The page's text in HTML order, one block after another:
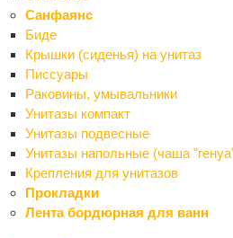
Санфаянс
Биде
Крышки (сиденья) на унитаз
Писсуары
Раковины, умывальники
Унитазы компакт
Унитазы подвесные
Унитазы напольные (чаша
Крепления для унитазов
Прокладки
Лента бордюрная для ванн
Козырьки
Поликарбонат
Профили для поликарбоната
Шайбы для поликарбоната
Оргстекло
Пленки полиэтиленовые
Подвесной потолок
Назад
Подвесной потолок
Европодвесы
Плинтусы